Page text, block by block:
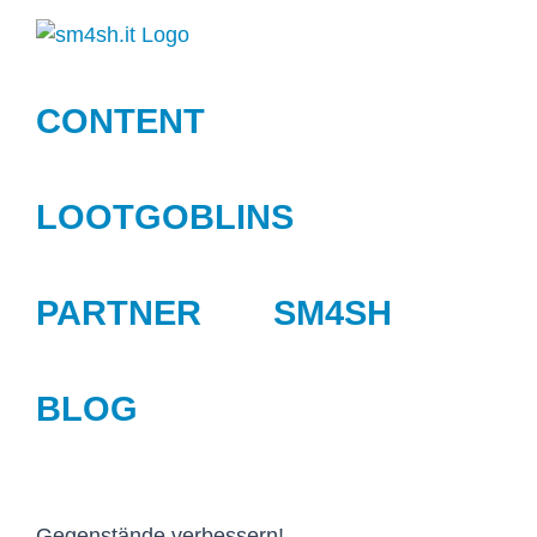
Zum
CONTENT
LOOTGOBLINS
PARTNER SM4SH
BLOG